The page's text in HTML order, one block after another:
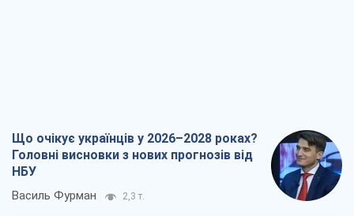
Що очікує українців у 2026–2028 роках?
Головні висновки з нових прогнозів від
НБУ
Василь Фурман 2,3 т.